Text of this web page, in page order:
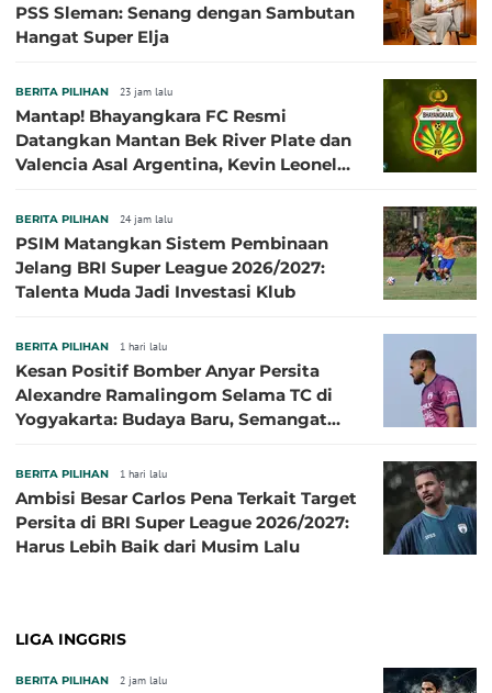
PSS Sleman: Senang dengan Sambutan
Hangat Super Elja
BERITA PILIHAN 23 jam lalu
Mantap! Bhayangkara FC Resmi
Datangkan Mantan Bek River Plate dan
Valencia Asal Argentina, Kevin Leonel
BERITA PILIHAN 24 jam lalu
PSIM Matangkan Sistem Pembinaan
Jelang BRI Super League 2026/2027:
Talenta Muda Jadi Investasi Klub
BERITA PILIHAN 1 hari lalu
Kesan Positif Bomber Anyar Persita
Alexandre Ramalingom Selama TC di
Yogyakarta: Budaya Baru, Semangat
BERITA PILIHAN 1 hari lalu
Ambisi Besar Carlos Pena Terkait Target
Persita di BRI Super League 2026/2027:
Harus Lebih Baik dari Musim Lalu
LIGA INGGRIS
BERITA PILIHAN 2 jam lalu